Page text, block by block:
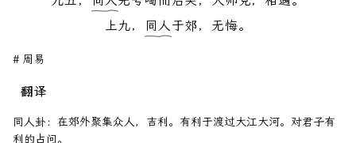
上九，
同人
周易
翻译
同人卦：在郊外聚集众人，吉利。有利于渡过大江大河。对君子有
利的占问。